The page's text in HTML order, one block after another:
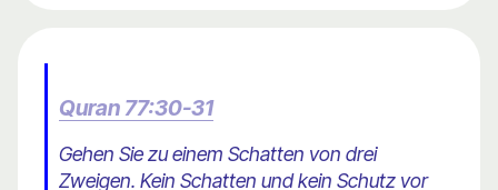
Quran 77:30-31
Gehen Sie zu einem Schatten von drei
Zweigen. Kein Schatten und kein Schutz vor